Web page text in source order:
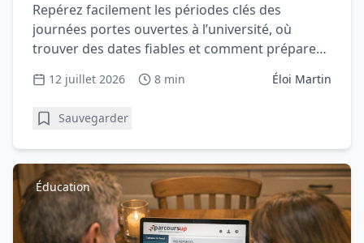
Repérez facilement les périodes clés des
journées portes ouvertes à l’université, où
trouver des dates fiables et comment préparer
12 juillet 2026 8 min Éloi Martin
Sauvegarder
Éducation